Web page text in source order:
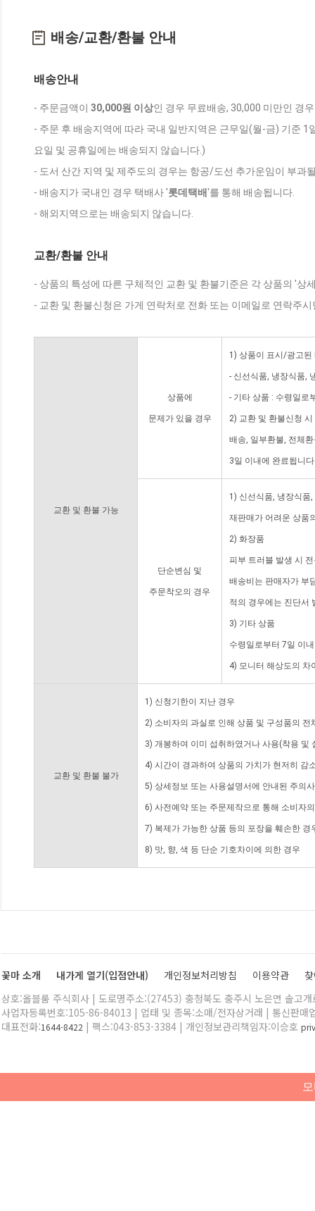
배송/교환/환불 안내
배송안내
- 주문금액이 30,000원 이상인 경우 무료배송, 30,000 미만인 경
- 주문 후 배송지역에 따라 국내 일반지역은 근무일(월-금) 기준
요일 및 공휴일에는 배송되지 않습니다.)
- 도서 산간 지역 및 제주도의 경우는 항공/도선 추가운임이 부과
- 배송지가 국내인 경우 택배사 '롯데택배'를 통해 배송됩니다.
- 해외지역으로는 배송되지 않습니다.
교환/환불 안내
- 상품의 특성에 따른 구체적인 교환 및 환불기준은 각 상품의 '상
- 교환 및 환불신청은 가게 연락처로 전화 또는 이메일로 연락주
교환 및 환불 가능
상품에
문제가 있을 경우
1) 상품이 표시/광고된
- 신선식품, 냉장식품,
- 기타 상품 : 수령일로
2) 교환 및 환불신청
배송, 일부환불, 전체
3일 이내에 완료됩니
단순변심 및
주문착오의 경우
1) 신선식품, 냉장식품
재판매가 어려운 상품
2) 화장품
피부 트러블 발생 시
배송비는 판매자가 부
적의 경우에는 진단서
3) 기타 상품
수령일로부터 7일 이
4) 모니터 해상도의 차
교환 및 환불 불가
1) 신청기한이 지난 경우
2) 소비자의 과실로 인해 상품 및 구성품의
3) 개봉하여 이미 섭취하였거나 사용(착용 및
4) 시간이 경과하여 상품의 가치가 현저히 감
5) 상세정보 또는 사용설명서에 안내된 주의
6) 사전예약 또는 주문제작으로 통해 소비자
7) 복제가 가능한 상품 등의 포장을 훼손한 경
8) 맛, 향, 색 등 단순 기호차이에 의한 경우
꽃마 소개 내가게 열기(입점안내) 개인정보처리방침 이용약관
상호:올블룸 주식회사 | 도로명주소:(27453) 충청북도 충주시 노은면 솔고
사업자등록번호:105-86-84013 | 업태 및 종목:소매/전자상거래 | 통신판매
대표전화:1644-8422 | 팩스:043-853-3384 | 개인정보관리책임자:이승호